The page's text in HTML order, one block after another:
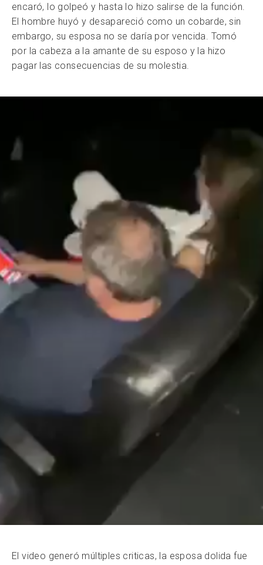
encaró, lo golpeó y hasta lo hizo salirse de la función.
El hombre huyó y desapareció como un cobarde, sin
embargo, su esposa no se daría por vencida. Tomó
por la cabeza a la amante de su esposo y la hizo
pagar las consecuencias de su molestia.
El video generó múltiples criticas, la esposa dolida fue